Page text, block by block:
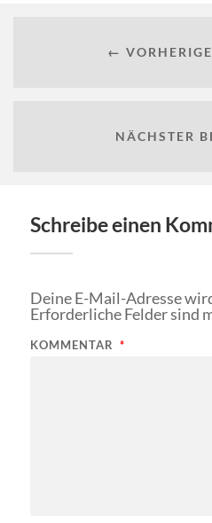
←
NÄCHSTER
Schreibe einen
Deine E-Mail-Adresse
Erforderliche Felder sind
KOMMENTAR *